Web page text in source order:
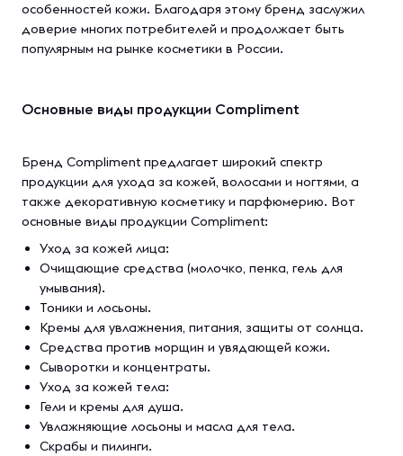
особенностей кожи. Благодаря этому бренд заслужил
доверие многих потребителей и продолжает быть
популярным на рынке косметики в России.
Основные виды продукции Compliment
Бренд Compliment предлагает широкий спектр
продукции для ухода за кожей, волосами и ногтями, а
также декоративную косметику и парфюмерию. Вот
основные виды продукции Compliment:
Уход за кожей лица:
Очищающие средства (молочко, пенка, гель для
умывания).
Тоники и лосьоны.
Кремы для увлажнения, питания, защиты от солнца.
Средства против морщин и увядающей кожи.
Сыворотки и концентраты.
Уход за кожей тела:
Гели и кремы для душа.
Увлажняющие лосьоны и масла для тела.
Скрабы и пилинги.